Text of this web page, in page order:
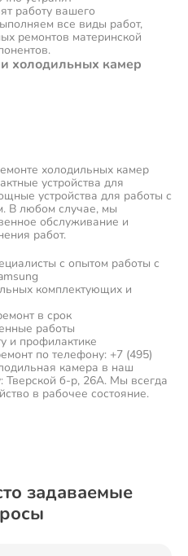
работу вашего
все виды работ,
ремонтов материнской
холодильных камер
холодильных камер
устройства для
устройства для работы с
В любом случае, мы
обслуживание и
работ.
с опытом работы с
комплектующих и
в срок
работы
и профилактике
по телефону: +7 (495)
камера в наш
Тверской б-р, 26А. Мы всегда
в рабочее состояние.
задаваемые